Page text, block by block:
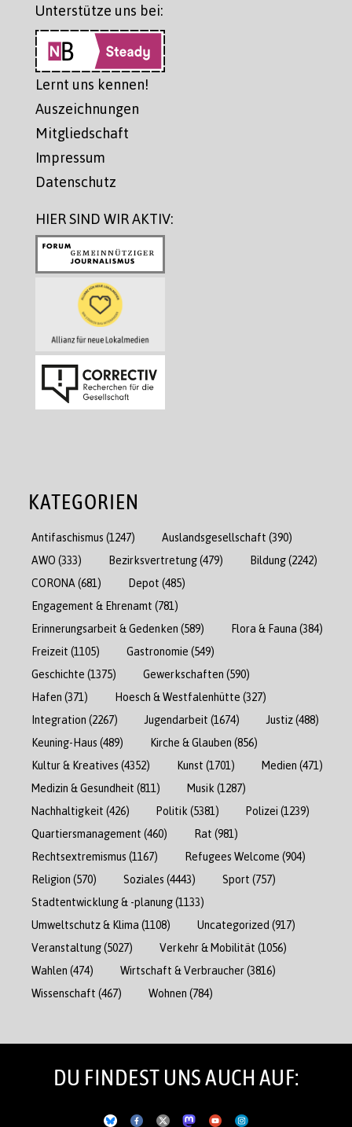
Unterstütze uns bei:
Lernt uns kennen!
Auszeichnungen
Mitgliedschaft
Impressum
Datenschutz
HIER SIND WIR AKTIV:
KATEGORIEN
Antifaschismus (1247) Auslandsgesellschaft (390)
AWO (333) Bezirksvertretung(479) Bildung(2242)
CORONA (681) Depot (485)
Engagement & Ehrenamt (781)
Erinnerungsarbeit & Gedenken (589) Flora & Fauna (384)
Freizeit (1105) Gastronomie (549)
Geschichte (1375) Gewerkschaften (590)
Hafen (371) Hoesch & Westfalenhütte (327)
Integration (2267) Jugendarbeit (1674) Justiz(488)
Keuning-Haus (489) Kirche & Glauben (856)
Kultur & Kreatives (4352) Kunst (1701) Medien (471)
Medizin & Gesundheit (811) Musik (1287)
Nachhaltigkeit (426) Politik (5381) Polizei (1239)
Quartiersmanagement (460) Rat (981)
Rechtsextremismus (1167) Refugees Welcome (904)
Religion (570) Soziales (4443) Sport (757)
Stadtentwicklung & -planung(1133)
Umweltschutz & Klima (1108) Uncategorized (917)
Veranstaltung(5027) Verkehr & Mobilität (1056)
Wahlen (474) Wirtschaft & Verbraucher(3816)
Wissenschaft (467) Wohnen (784)
DU FINDEST UNS AUCH AUF: